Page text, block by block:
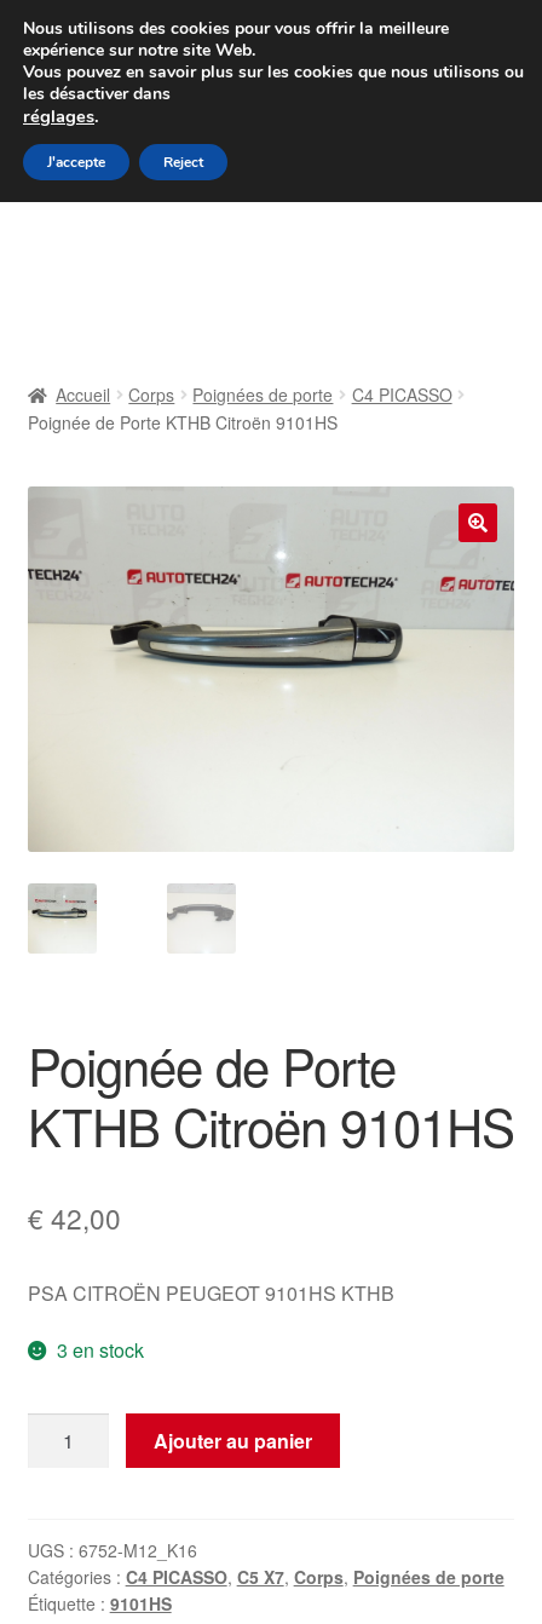
Colissimo livraison à partir de 7 EUR
Du lundi au vendredi de 9 h à 16 h
Aller
à
Aller
au
Contact
Livraison
Mon compte
Politique de confidentialité
Accueil Corps Poignées de porte
C4 PICASSO
Poignée de Porte KTHB Citroën 9101HS
🔍
Poignée de Porte
KTHB Citroën 9101HS
€ 42,00
PSA CITROËN PEUGEOT 9101HS KTHB
3 en stock
Porte
KTHB
Citroën
Ajouter au panier
UGS : 6752-M12_K16
Catégories : C4 PICASSO, C5 X7, Corps, Poignées de porte
Étiquette : 9101HS
Nous utilisons des cookies pour vous offrir la meilleure
expérience sur notre site Web.
Vous pouvez en savoir plus sur les cookies que nous utilisons ou
les désactiver dans
réglages.
J'accepte Reject